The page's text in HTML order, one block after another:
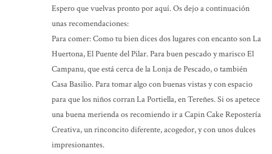
Espero que vuelvas pronto por aquí. Os dejo a continuación
unas recomendaciones:
Para comer: Como tu bien dices dos lugares con encanto son La
Huertona, El Puente del Pilar. Para buen pescado y marisco El
Campanu, que está cerca de la Lonja de Pescado, o también
Casa Basilio. Para tomar algo con buenas vistas y con espacio
para que los niños corran La Portiella, en Tereñes. Si os apetece
una buena merienda os recomiendo ir a Capin Cake Repostería
Creativa, un rinconcito diferente, acogedor, y con unos dulces
impresionantes.